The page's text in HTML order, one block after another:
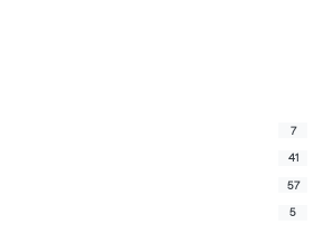
7
41
57
5